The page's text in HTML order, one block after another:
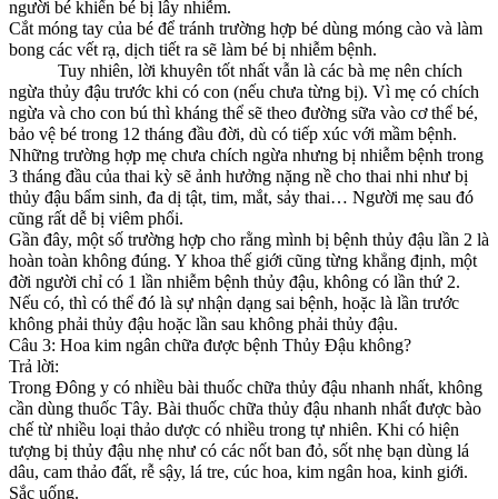
người bé khiến bé bị lây nhiễm.
Cắt móng tay của bé để tránh trường hợp bé dùng móng cào và làm
bong các vết rạ, dịch tiết ra sẽ làm bé bị nhiễm bệnh.
Tuy nhiên, lời khuyên tốt nhất vẫn là các bà mẹ nên chích
ngừa thủy đậu trước khi có con (nếu chưa từng bị). Vì mẹ có chích
ngừa và cho con bú thì kháng thể sẽ theo đường sữa vào cơ thể bé,
bảo vệ bé trong 12 tháng đầu đời, dù có tiếp xúc với mầm bệnh.
Những trường hợp mẹ chưa chích ngừa nhưng bị nhiễm bệnh trong
3 tháng đầu của thai kỳ sẽ ảnh hưởng nặng nề cho thai nhi như bị
thủy đậu bẩm sinh, đa dị tật, tim, mắt, sảy thai… Người mẹ sau đó
cũng rất dễ bị viêm phổi.
Gần đây, một số trường hợp cho rằng mình bị bệnh thủy đậu lần 2 là
hoàn toàn không đúng. Y khoa thế giới cũng từng khẳng định, một
đời người chỉ có 1 lần nhiễm bệnh thủy đậu, không có lần thứ 2.
Nếu có, thì có thể đó là sự nhận dạng sai bệnh, hoặc là lần trước
không phải thủy đậu hoặc lần sau không phải thủy đậu.
Câu 3: Hoa kim ngân chữa được bệnh Thủy Đậu không?
Trả lời:
Trong Đông y có nhiều bài thuốc chữa thủy đậu nhanh nhất, không
cần dùng thuốc Tây. Bài thuốc chữa thủy đậu nhanh nhất được bào
chế từ nhiều loại thảo dược có nhiều trong tự nhiên. Khi có hiện
tượng bị thủy đậu nhẹ như có các nốt ban đỏ, sốt nhẹ bạn dùng lá
dâu, cam thảo đất, rễ sậy, lá tre, cúc hoa, kim ngân hoa, kinh giới.
Sắc uống.